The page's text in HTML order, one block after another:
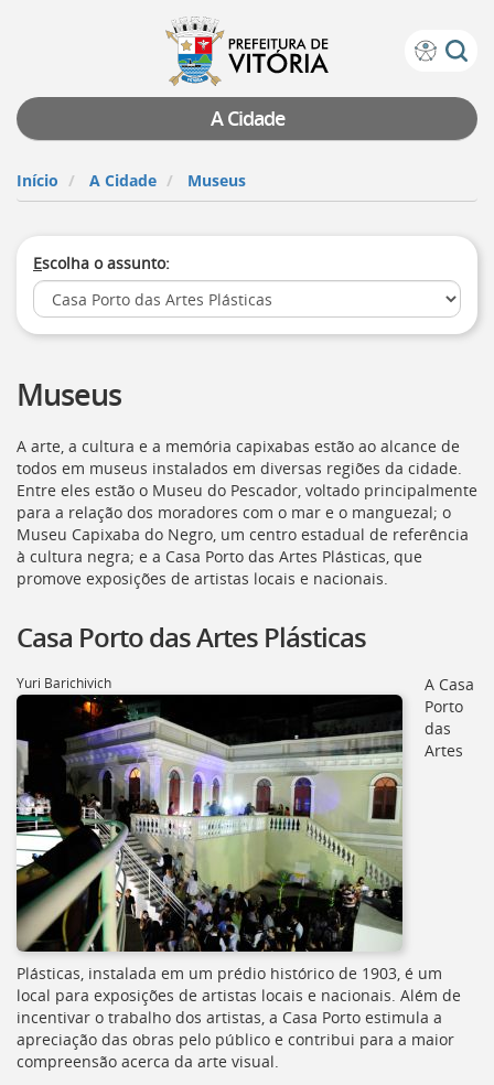
Prefeitura
Vitória
teclado:
para
a
de
instruções
de
acessibilidade
[]
a
inicial
do
Portal
[]
Ir
para
o
Serviços
Ir
para
lista
secretarias
[]
Ir
para
a
página
de
legislação
[]
Ir
para
a
listagem
A Cidade
Início A Cidade Museus
Escolha o assunto:
Museus
A arte, a cultura e a memória capixabas estão ao alcance de
todos em museus instalados em diversas regiões da cidade.
Entre eles estão o Museu do Pescador, voltado principalmente
para a relação dos moradores com o mar e o manguezal; o
Museu Capixaba do Negro, um centro estadual de referência
à cultura negra; e a Casa Porto das Artes Plásticas, que
promove exposições de artistas locais e nacionais.
Casa Porto das Artes Plásticas
Yuri Barichivich
A Casa
Porto
das
Artes
Plásticas, instalada em um prédio histórico de 1903, é um
local para exposições de artistas locais e nacionais. Além de
incentivar o trabalho dos artistas, a Casa Porto estimula a
apreciação das obras pelo público e contribui para a maior
compreensão acerca da arte visual.